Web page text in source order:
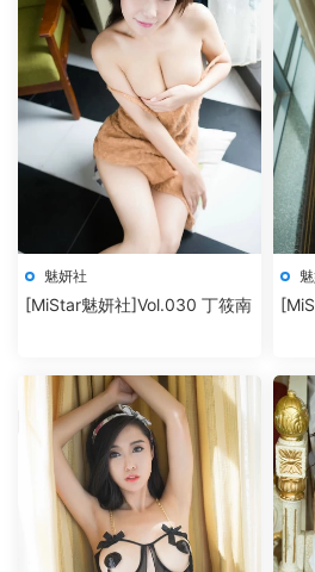
魅妍社
[MiStar魅妍社]Vol.030 丁筱南